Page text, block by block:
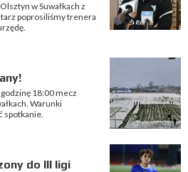
w Suwałkach z
poprosiliśmy trenera
18:00 mecz
Warunki
spotkanie.
do III ligi